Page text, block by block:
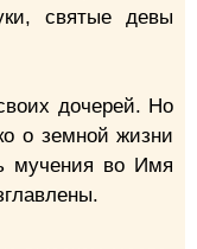
святые девы
дочерей. Но
о земной жизни
мучения во Имя